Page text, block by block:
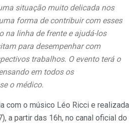
situação muito delicada nos
forma de contribuir com esses
na linha de frente e ajudá-los
para desempenhar com
trabalhos. O evento terá o
em todos os
o médico.
com o músico Léo Ricci e realizada
a partir das 16h, no canal oficial do